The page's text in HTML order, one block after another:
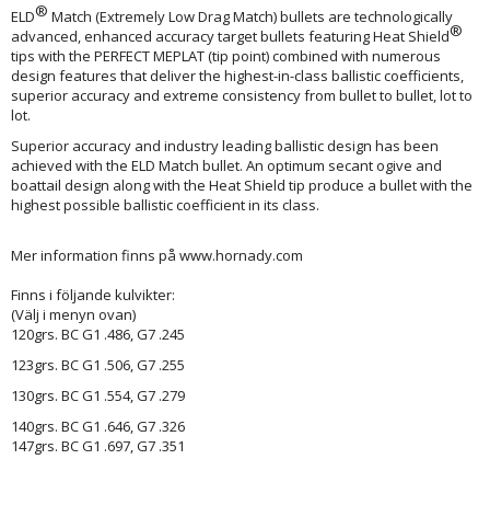
ELD® Match (Extremely Low Drag Match) bullets are technologically
advanced, enhanced accuracy target bullets featuring Heat Shield®
tips with the PERFECT MEPLAT (tip point) combined with numerous
design features that deliver the highest-in-class ballistic coefficients,
superior accuracy and extreme consistency from bullet to bullet, lot to
lot.
Superior accuracy and industry leading ballistic design has been
achieved with the ELD Match bullet. An optimum secant ogive and
boattail design along with the Heat Shield tip produce a bullet with the
highest possible ballistic coefficient in its class.
Mer information finns på www.hornady.com
Finns i följande kulvikter:
(Välj i menyn ovan)
120grs. BC G1 .486, G7 .245
123grs. BC G1 .506, G7 .255
130grs. BC G1 .554, G7 .279
140grs. BC G1 .646, G7 .326
147grs. BC G1 .697, G7 .351